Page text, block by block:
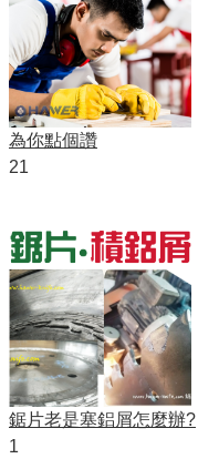
為你點個讚
21
鋸片老是塞鋁屑怎麼辦?
1